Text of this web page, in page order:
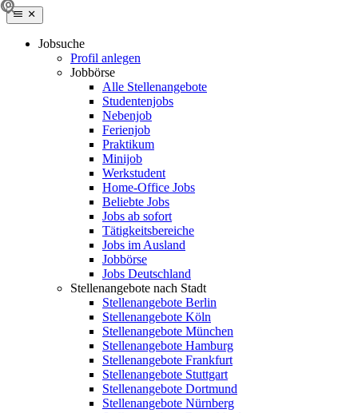
Jobsuche
Profil anlegen
Jobbörse
Alle Stellenangebote
Studentenjobs
Nebenjob
Ferienjob
Praktikum
Minijob
Werkstudent
Home-Office Jobs
Beliebte Jobs
Jobs ab sofort
Tätigkeitsbereiche
Jobs im Ausland
Jobbörse
Jobs Deutschland
Stellenangebote nach Stadt
Stellenangebote Berlin
Stellenangebote Köln
Stellenangebote München
Stellenangebote Hamburg
Stellenangebote Frankfurt
Stellenangebote Stuttgart
Stellenangebote Dortmund
Stellenangebote Nürnberg